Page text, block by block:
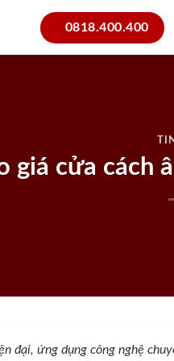
0818.400.400
giá cửa cách
đại, ứng dụng công nghệ